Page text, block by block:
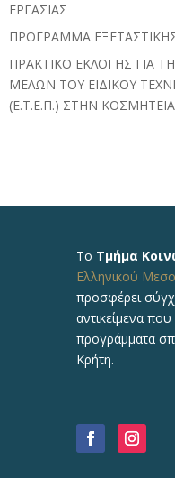
ΕΡΓΑΣΙΑΣ
ΠΡΟΓΡΑΜΜΑ
ΠΡΑΚΤΙΚΟ ΕΚΛΟΓΗΣ ΓΙΑ
ΜΕΛΩΝ ΤΟΥ ΕΙΔΙΚΟΥ
(Ε.Τ.Ε.Π.) ΣΤΗΝ
Το Τμήμα
Ελληνικού
προσφέρει
αντικείμενα
προγράμματα
Κρήτη.